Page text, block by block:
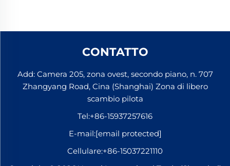
CONTATTO
Add: Camera 205, zona ovest, secondo piano, n. 707
Zhangyang Road, Cina (Shanghai) Zona di libero
scambio pilota
Tel:+86-15937257616
E-mail:[email protected]
Cellulare:+86-15037221110